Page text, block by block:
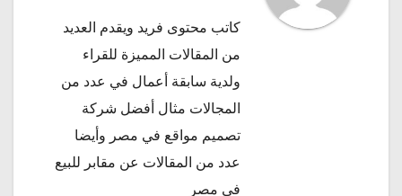
كاتب محتوى فريد ويقدم العديد
من المقالات المميزة للقراء
ولدية سابقة أعمال في عدد من
المجالات مثال أفضل شركة
تصميم مواقع في مصر وأيضا
عدد من المقالات عن مقابر للبيع
في مصر